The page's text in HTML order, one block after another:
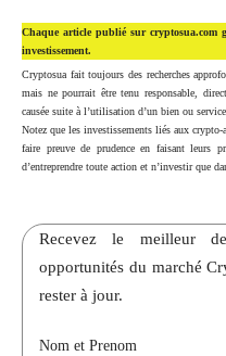
Chaque article publié sur cryptosua.com
investissement.
Cryptosua fait toujours des recherches
mais ne pourrait être tenu responsable,
causée suite à l’utilisation d’un bien ou
Notez que les investissements liés aux
faire preuve de prudence en faisant leurs
d’entreprendre toute action et n’investir que
Recevez le meilleur
opportunités du marché
rester à jour.
Nom et Prenom